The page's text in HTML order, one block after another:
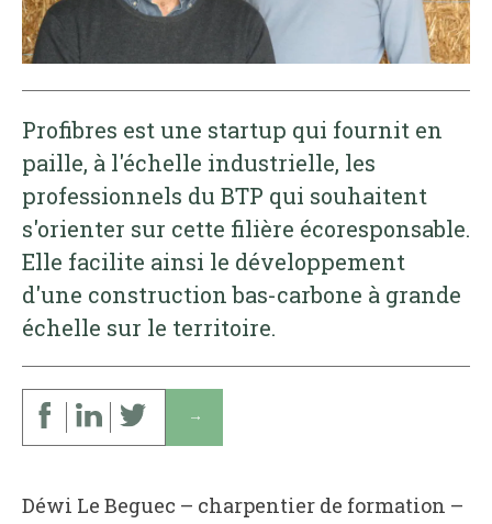
Profibres est une startup qui fournit en
paille, à l'échelle industrielle, les
professionnels du BTP qui souhaitent
s'orienter sur cette filière écoresponsable.
Elle facilite ainsi le développement
d'une construction bas-carbone à grande
échelle sur le territoire.
↓
Déwi Le Beguec – charpentier de formation –